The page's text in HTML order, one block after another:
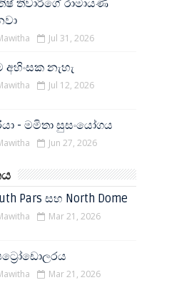
තිවාරිගේ රාමායණ
Jul 31, 2026
අහිංසක නැහැ
Jul 12, 2026
- මමිතා සුසංයෝගය
Jun 27, 2026
Pars සහ North Dome
Mar 21, 2026
Mar 21, 2026